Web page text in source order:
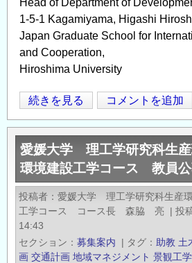
Head of Department of
1-5-1 Kagamiyama, Higashi
Japan Graduate School for
and Cooperation,
Hiroshima University
広
島
大
学
大
学
院
国
際
協
続きを見る コメントを追加
愛媛大学 理工学研究科生
環境建設工学コース 教員公
投稿者
愛媛大学 理工学研究科生産
工学コース コース長 森脇 亮
| 投
14:43
セクション
募集案内 | タグ 助教 土
画 交通計画 地域マネジメント 景観工学